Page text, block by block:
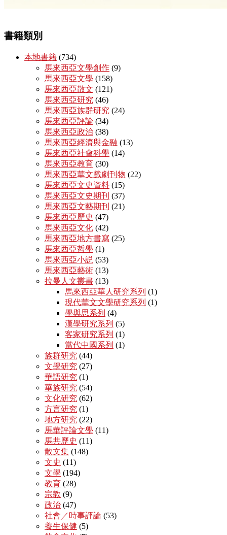
書籍類別
本地書籍 (734)
馬來西亞文學創作 (9)
馬來西亞文學 (158)
馬來西亞散文 (121)
馬來西亞研究 (46)
馬來西亞族群研究 (24)
馬來西亞評論 (34)
馬來西亞政治 (38)
馬來西亞經濟與金融 (13)
馬來西亞社會科學 (14)
馬來西亞教育 (30)
馬來西亞華文戲劇刊物 (22)
馬來西亞文史資料 (15)
馬來西亞文史期刊 (37)
馬來西亞文藝期刊 (21)
馬來西亞歷史 (47)
馬來西亞文化 (42)
馬來西亞地方書寫 (25)
馬來西亞哲學 (1)
馬來西亞小説 (53)
馬來西亞藝術 (13)
拉曼人文叢書 (13)
馬來西亞華人研究系列 (1)
現代華文文學研究系列 (1)
學與思系列 (4)
漢學研究系列 (5)
客家研究系列 (1)
當代中國系列 (1)
族群研究 (44)
文學研究 (27)
華語研究 (1)
華族研究 (54)
文化研究 (62)
方言研究 (1)
地方研究 (22)
馬華評論文學 (11)
馬共歷史 (11)
散文集 (148)
文史 (11)
文學 (194)
教育 (28)
宗教 (9)
政治 (47)
社會／時事評論 (53)
養生保健 (5)